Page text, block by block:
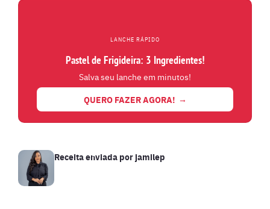
LANCHE RÁPIDO
Pastel de Frigideira: 3 Ingredientes!
Salva seu lanche em minutos!
QUERO FAZER AGORA!
Receita enviada por jamilep